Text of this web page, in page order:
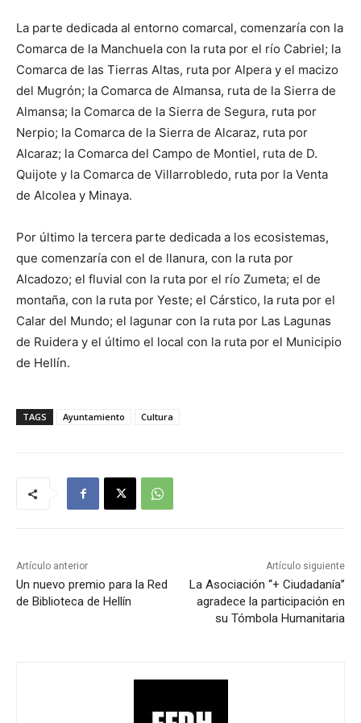
La parte dedicada al entorno comarcal, comenzaría con la
Comarca de la Manchuela con la ruta por el río Cabriel; la
Comarca de las Tierras Altas, ruta por Alpera y el macizo
del Mugrón; la Comarca de Almansa, ruta de la Sierra de
Almansa; la Comarca de la Sierra de Segura, ruta por
Nerpio; la Comarca de la Sierra de Alcaraz, ruta por
Alcaraz; la Comarca del Campo de Montiel, ruta de D.
Quijote y la Comarca de Villarrobledo, ruta por la Venta
de Alcolea y Minaya.
Por último la tercera parte dedicada a los ecosistemas,
que comenzaría con el de llanura, con la ruta por
Alcadozo; el fluvial con la ruta por el río Zumeta; el de
montaña, con la ruta por Yeste; el Cárstico, la ruta por el
Calar del Mundo; el lagunar con la ruta por Las Lagunas
de Ruidera y el último el local con la ruta por el Municipio
de Hellín.
TAGS Ayuntamiento Cultura
Artículo anterior
Un nuevo premio para la Red
de Biblioteca de Hellín
Artículo siguiente
La Asociación ‘‘+ Ciudadanía’’
agradece la participación en
su Tómbola Humanitaria